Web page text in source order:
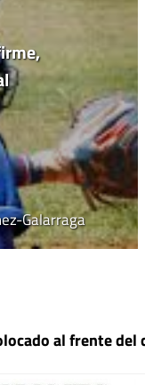
Galarraga
al frente del